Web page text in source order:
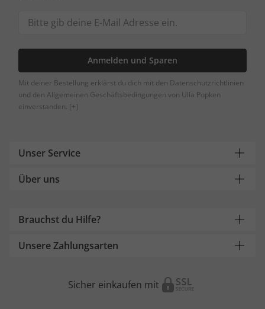
Anmelden und Sparen
Mit deiner Bestellung erklärst du dich mit den Datenschutzrichtlinien
und den Allgemeinen Geschäftsbedingungen von Ulla Popken
einverstanden. [+]
Unser Service
Über uns
Brauchst du Hilfe?
Unsere Zahlungsarten
Sicher einkaufen mit